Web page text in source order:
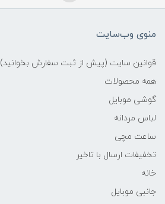
منوی وب‌سایت
قوانین سایت (پیش از ثبت سفارش بخوانید)
همه محصولات
گوشی موبایل
لباس مردانه
ساعت مچی
تخفیفات ارسال با تاخیر
خانه
جانبی موبایل